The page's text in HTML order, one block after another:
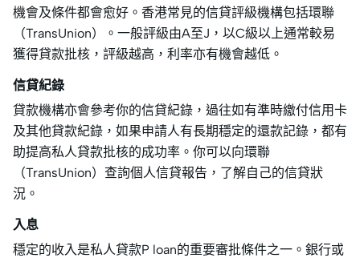
機會及條件都會愈好。香港常見的信貸評級機構包括環聯
（TransUnion）。一般評級由A至J，以C級以上通常較易
獲得貸款批核，評級越高，利率亦有機會越低。
信貸紀錄
貸款機構亦會參考你的信貸紀錄，過往如有準時繳付信用卡
及其他貸款紀錄，如果申請人有長期穩定的還款記錄，都有
助提高私人貸款批核的成功率。你可以向環聯
（TransUnion）查詢個人信貸報告，了解自己的信貸狀
況。
入息
穩定的收入是私人貸款P loan的重要審批條件之一。銀行或